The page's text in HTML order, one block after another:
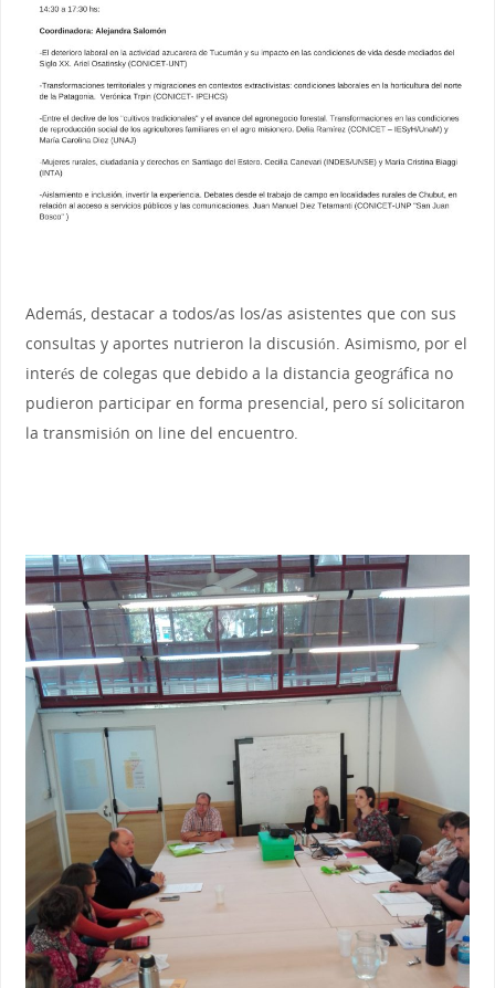
Además, destacar a todos/as los/as asistentes que con sus
consultas y aportes nutrieron la discusión. Asimismo, por el
interés de colegas que debido a la distancia geográfica no
pudieron participar en forma presencial, pero sí solicitaron
la transmisión on line del encuentro.